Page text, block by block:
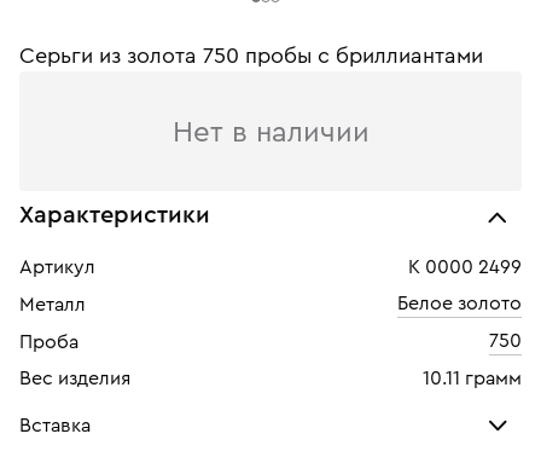
Серьги из золота 750 пробы c бриллиантами
Нет в наличии
Характеристики
Артикул
К 0000 2499
Металл
Белое золото
Проба
750
Вес изделия
10.11 грамм
Вставка